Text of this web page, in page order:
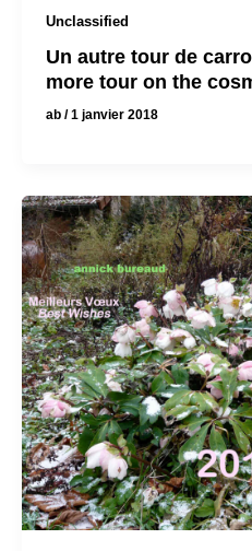
Unclassified
Un autre tour de
more tour on the
ab /1 janvier 2018